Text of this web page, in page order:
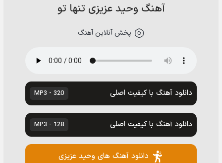
آهنگ وحید عزیزی تنها تو
پخش آنلاین آهنگ
دانلود آهنگ با کیفیت اصلی 320 - MP3
دانلود آهنگ با کیفیت اصلی 128 - MP3
دانلود آهنگ های وحید عزیزی